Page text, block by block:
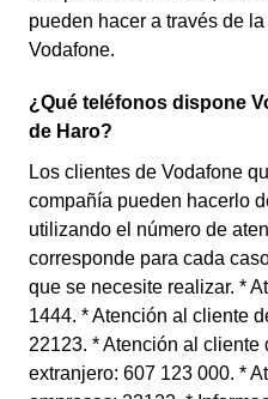
pueden hacer a través de
Vodafone.
¿Qué teléfonos dispone
de Haro?
Los clientes de Vodafone
compañía pueden hacerlo
utilizando el número de
corresponde para cada
que se necesite realizar. *
1444. * Atención al cliente
22123. * Atención al cliente
extranjero: 607 123 000. *